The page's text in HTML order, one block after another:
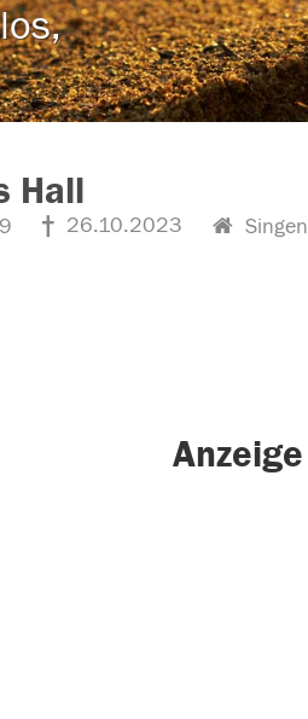
Hall
26.10.2023 Singen
Anzeige